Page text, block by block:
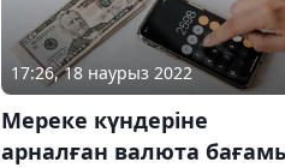
17:26, 18 наурыз 2022
Мереке күндеріне
арналған валюта